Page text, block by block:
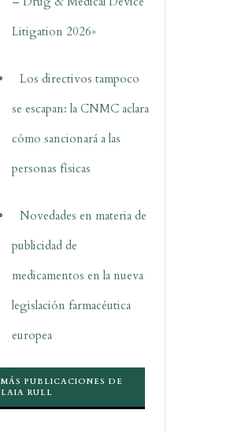
Litigation 2026»
Los directivos tampoco
se escapan: la CNMC aclara
cómo sancionará a las
personas físicas
Novedades en materia de
publicidad de
medicamentos en la nueva
legislación farmacéutica
europea
MÁS PUBLICACIONES DE
LAIA RULL